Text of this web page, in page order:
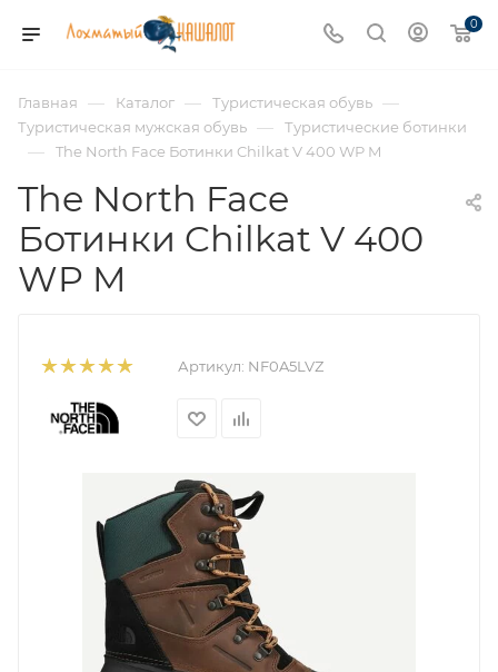
0
Главная — Каталог — Туристическая обувь —
Туристическая мужская обувь — Туристические ботинки
— The North Face Ботинки Chilkat V 400 WP M
The North Face
Ботинки Chilkat V 400
WP M
Артикул: NF0A5LVZ